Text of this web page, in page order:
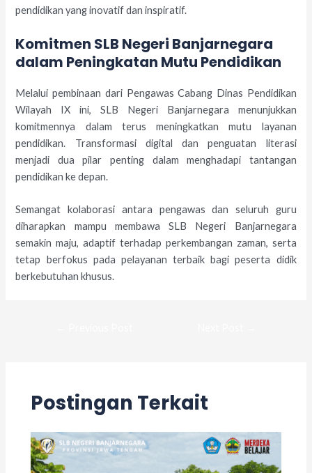
pendidikan yang inovatif dan inspiratif.
Komitmen SLB Negeri Banjarnegara
dalam Peningkatan Mutu Pendidikan
Melalui pembinaan dari Pengawas Cabang Dinas Pendidikan
Wilayah IX ini, SLB Negeri Banjarnegara menunjukkan
komitmennya dalam terus meningkatkan mutu layanan
pendidikan. Transformasi digital dan penguatan literasi
menjadi dua pilar penting dalam menghadapi tantangan
pendidikan ke depan.
Semangat kolaborasi antara pengawas dan seluruh guru
diharapkan mampu membawa SLB Negeri Banjarnegara
semakin maju, adaptif terhadap perkembangan zaman, serta
tetap berfokus pada pelayanan terbaik bagi peserta didik
berkebutuhan khusus.
Postingan Terkait